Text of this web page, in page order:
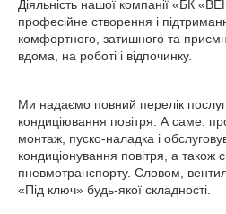
Діяльність нашої компанії «БК
професійне створення і
комфортного, затишного та
вдома, на роботі і відпочинку.
Ми надаємо повний перелік послуг
кондиціювання повітря. А саме:
монтаж, пуско-наладка і
кондиціонування повітря, а також
пневмотранспорту. Словом,
«Під ключ» будь-якої складності.